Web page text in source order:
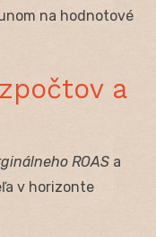
na hodnotové
a
ROAS a
v horizonte